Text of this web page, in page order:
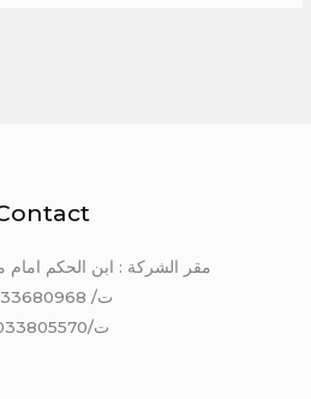
مقر الشركة : ابن الحكم امام
ت/ 01033680968
ت/01033805570